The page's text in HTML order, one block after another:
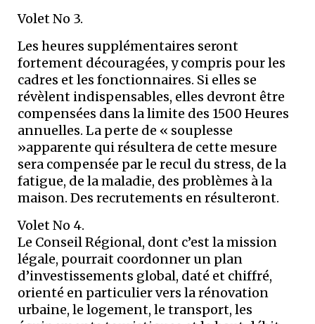
Volet No 3.
Les heures supplémentaires seront
fortement découragées, y compris pour les
cadres et les fonctionnaires. Si elles se
révèlent indispensables, elles devront être
compensées dans la limite des 1500 Heures
annuelles. La perte de « souplesse
»apparente qui résultera de cette mesure
sera compensée par le recul du stress, de la
fatigue, de la maladie, des problèmes à la
maison. Des recrutements en résulteront.
Volet No 4.
Le Conseil Régional, dont c’est la mission
légale, pourrait coordonner un plan
d’investissements global, daté et chiffré,
orienté en particulier vers la rénovation
urbaine, le logement, le transport, les